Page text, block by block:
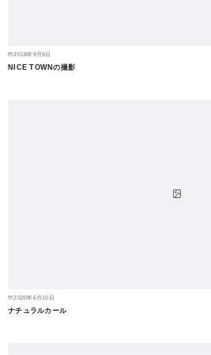
2018年9月9日
NICE TOWNの撮影
2020年6月10日
ナチュラルカール